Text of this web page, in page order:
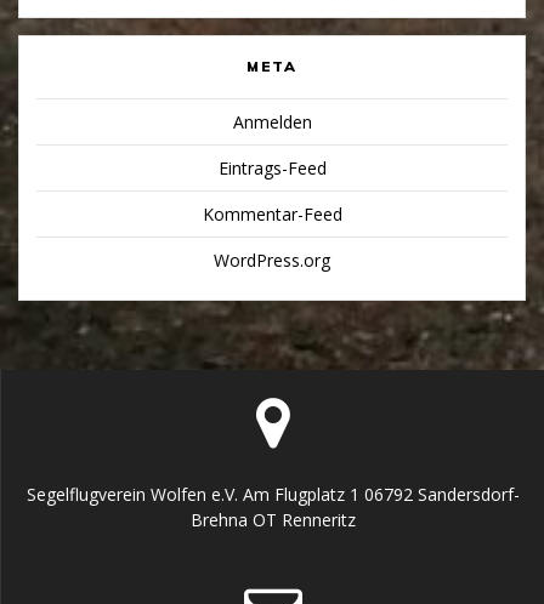
META
Anmelden
Eintrags-Feed
Kommentar-Feed
WordPress.org
Segelflugverein Wolfen e.V. Am Flugplatz 1 06792 Sandersdorf-
Brehna OT Renneritz